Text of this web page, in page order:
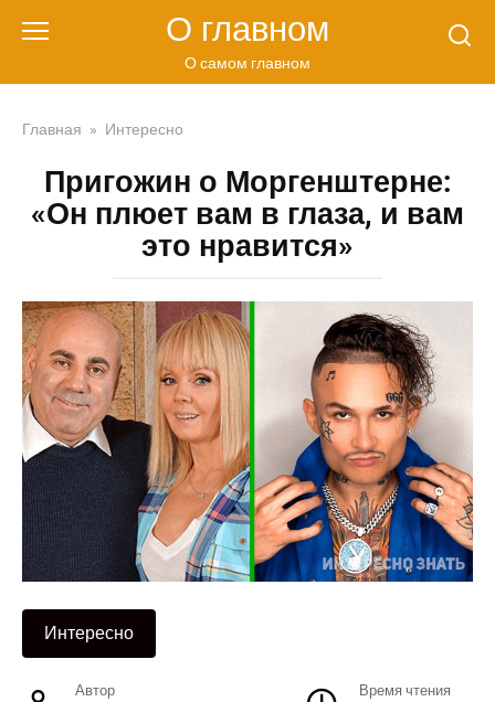
О главном
О самом главном
Главная » Интересно
Пригожин о Моргенштерне:
«Он плюет вам в глаза, и вам
это нравится»
Интересно
Автор Время чтения